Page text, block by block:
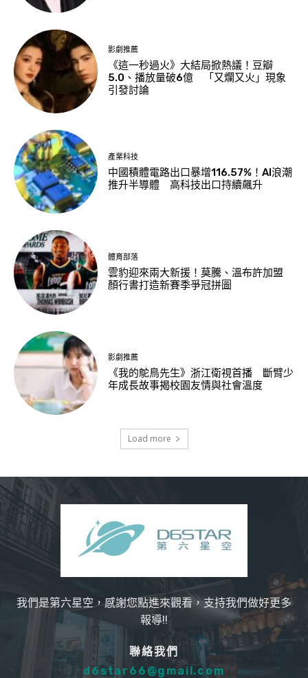
影劇推薦
《這一秒過火》大結局掀熱議！豆瓣
5.0、播放量破6億 「又爛又火」現象
引發討論
產業科技
中國積體電路出口暴增116.57%！AI浪潮
推升半導體 高科技出口持續飆升
體育部落
雲豹迎來兩大新援！莫騰、溫布許加盟
顏行書打造新賽季爭冠拼圖
影劇推薦
《我的鴕鳥先生》浙江衛視首播 斷臂少
年成長故事揭校園友情與社會溫度
Load more
我們是第六星空，感謝您點進來觀看，支持我們做好更多
報導!!
聯絡我們
d6star66@gmail.com